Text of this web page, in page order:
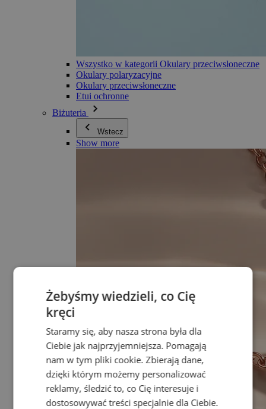
Wszystko w kategorii Okulary przeciwsłoneczne
Okulary polaryzacyjne
Okulary przeciwsłoneczne
Etui ochronne
Biżuteria
Wstecz
Show more
Żebyśmy wiedzieli, co Cię
kręci
Staramy się, aby nasza strona była dla
Ciebie jak najprzyjemniejsza. Pomagają
nam w tym pliki cookie. Zbierają dane,
dzięki którym możemy personalizować
reklamy, śledzić to, co Cię interesuje i
dostosowywać treści specjalnie dla Ciebie.